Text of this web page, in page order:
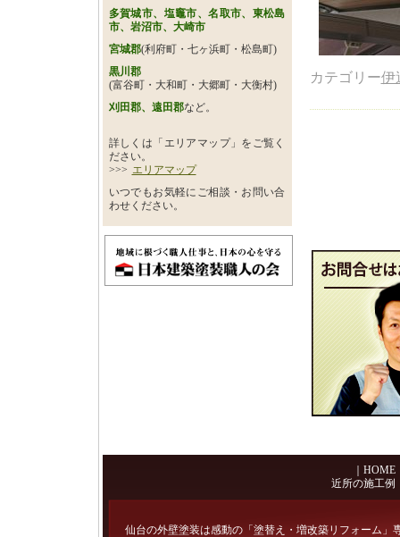
カテゴリー伊
多賀城市、塩竈市、名取市、東松島
市、岩沼市、大崎市
宮城郡(利府町・七ヶ浜町・松島町)
黒川郡
(富谷町・大和町・大郷町・大衡村)
刈田郡、遠田郡など。
詳しくは「エリアマップ」をご覧く
ださい。
>>> エリアマップ
いつでもお気軽にご相談・お問い合
わせください。
HOME
近所の施工例
仙台の外壁塗装は感動の「塗替え・増改築リフォーム」